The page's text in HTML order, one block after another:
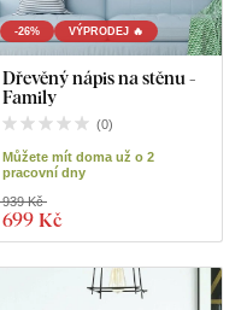
-26% VÝPRODEJ 🔥
Dřevěný nápis na stěnu -
Family
(0)
Můžete mít doma už o 2
pracovní dny
699 Kč
939 Kč